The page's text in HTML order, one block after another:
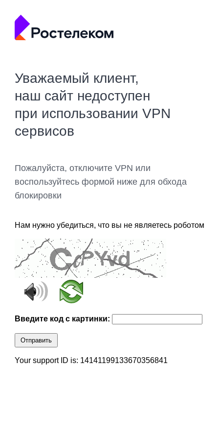
Уважаемый клиент,
наш сайт недоступен
при использовании VPN
сервисов
Пожалуйста, отключите VPN или
воспользуйтесь формой ниже для обхода
блокировки
Нам нужно убедиться, что вы не являетесь роботом
Введите код с картинки:
Отправить
Your support ID is: 14141199133670356841